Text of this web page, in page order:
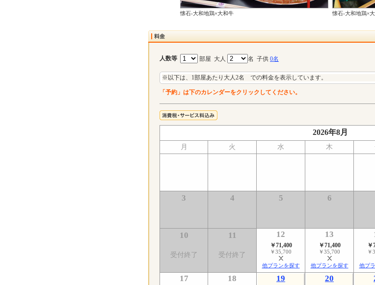
懐石-大和地鶏×大和牛 懐石-大和地鶏×
人数等 部屋 大人 名 子供 0名
※以下は、1部屋あたり大人2名 での料金を表示しています。
「予約」は下のカレンダーをクリックしてください。
2026年8月
月 火 水 木
3 4 5 6
10
受付終了
11
受付終了
12
￥71,400
￥35,700
他プランを探す
13
￥71,400
￥35,700
他プランを探す
￥
￥
他プ
17 18 19 20